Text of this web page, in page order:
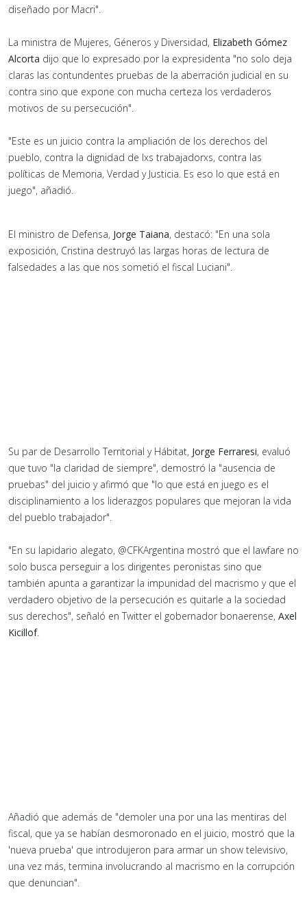
diseñado por Macri".
La ministra de Mujeres, Géneros y Diversidad, Elizabeth Gómez
Alcorta dijo que lo expresado por la expresidenta "no solo deja
claras las contundentes pruebas de la aberración judicial en su
contra sino que expone con mucha certeza los verdaderos
motivos de su persecución".
"Este es un juicio contra la ampliación de los derechos del
pueblo, contra la dignidad de lxs trabajadorxs, contra las
políticas de Memoria, Verdad y Justicia. Es eso lo que está en
juego", añadió.
El ministro de Defensa, Jorge Taiana, destacó: "En una sola
exposición, Cristina destruyó las largas horas de lectura de
falsedades a las que nos sometió el fiscal Luciani".
Su par de Desarrollo Territorial y Hábitat, Jorge Ferraresi, evaluó
que tuvo "la claridad de siempre", demostró la "ausencia de
pruebas" del juicio y afirmó que "lo que está en juego es el
disciplinamiento a los liderazgos populares que mejoran la vida
del pueblo trabajador".
"En su lapidario alegato, @CFKArgentina mostró que el lawfare no
solo busca perseguir a los dirigentes peronistas sino que
también apunta a garantizar la impunidad del macrismo y que el
verdadero objetivo de la persecución es quitarle a la sociedad
sus derechos", señaló en Twitter el gobernador bonaerense, Axel
Kicillof.
Añadió que además de "demoler una por una las mentiras del
fiscal, que ya se habían desmoronado en el juicio, mostró que la
'nueva prueba' que introdujeron para armar un show televisivo,
una vez más, termina involucrando al macrismo en la corrupción
que denuncian".